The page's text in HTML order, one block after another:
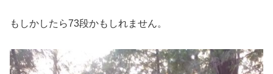
もしかしたら73段かもしれません。